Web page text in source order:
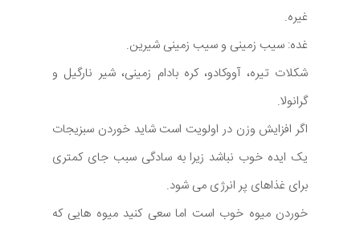
غیره.
غده: سیب زمینی و سیب زمینی شیرین.
شکلات تیره، آووکادو، کره بادام زمینی، شیر نارگیل و
گرانولا.
اگر افزایش وزن در اولویت است شاید خوردن سبزیجات
یک ایده خوب نباشد زیرا به سادگی سبب جای کمتری
برای غذاهای پر انرژی می شود.
خوردن میوه خوب است اما سعی کنید میوه هایی که